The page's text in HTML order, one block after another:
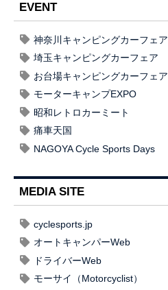
EVENT
神奈川キャンピングカーフェア
埼玉キャンピングカーフェア
お台場キャンピングカーフェア
モーターキャンプEXPO
昭和レトロカーミート
痛車天国
NAGOYA Cycle Sports Days
MEDIA SITE
cyclesports.jp
オートキャンパーWeb
ドライバーWeb
モーサイ（Motorcyclist）